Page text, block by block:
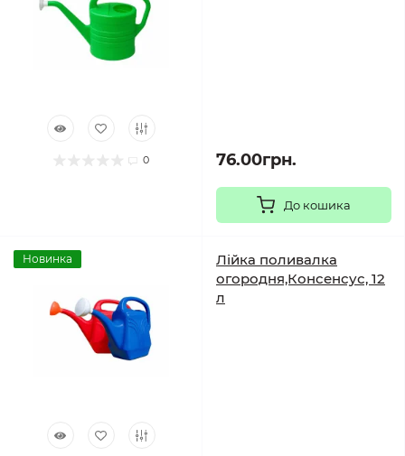
0 76.00грн.
До кошика
Новинка
Лійка поливалка
огородня,Консенсус, 12
л